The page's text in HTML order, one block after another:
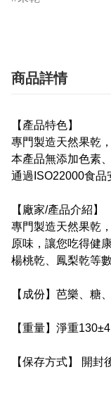
商品詳情
【產品特色】
專門製造天然果乾
本產品無添加色素
通過ISO22000食
【廠家/產品介紹】
專門製造天然果乾
原味，讓您吃得健
楊桃乾、鳳梨乾等
【成份】芭樂、糖
【重量】淨重
【保存方式】 開封